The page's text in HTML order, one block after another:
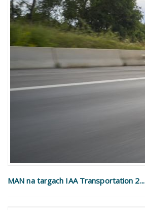
MAN na targach IAA Transportation 2...